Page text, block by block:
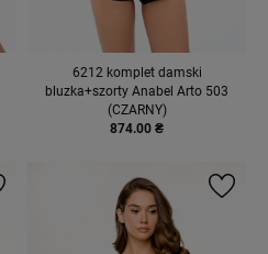
6212 komplet damski
bluzka+szorty Anabel Arto 503
(CZARNY)
874.00 ₴